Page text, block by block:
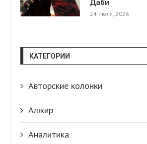
Даби
24 июля, 2026
КАТЕГОРИИ
Авторские колонки
Алжир
Аналитика